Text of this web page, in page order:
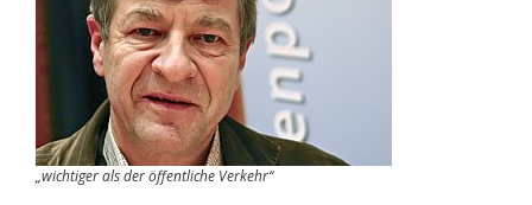
„wichtiger als der öffentliche Verkehr“